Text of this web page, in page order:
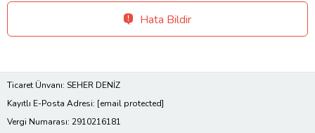
Hata Bildir
Ticaret Ünvanı: SEHER DENİZ
Kayıtlı E-Posta Adresi: [email protected]
Vergi Numarası: 2910216181